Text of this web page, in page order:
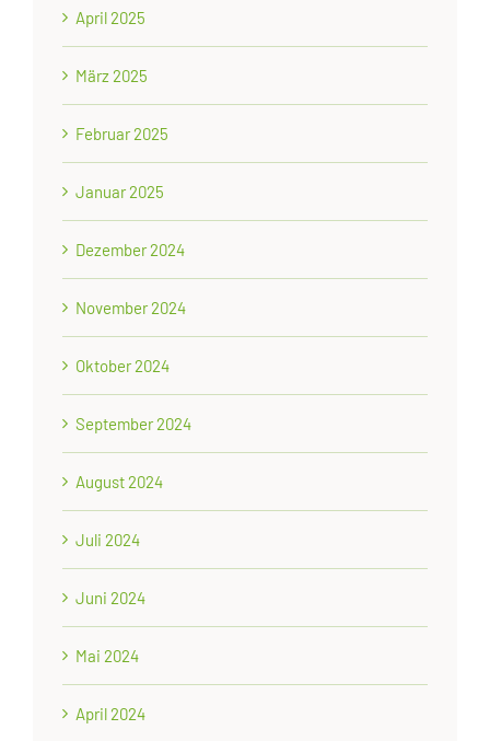
April 2025
März 2025
Februar 2025
Januar 2025
Dezember 2024
November 2024
Oktober 2024
September 2024
August 2024
Juli 2024
Juni 2024
Mai 2024
April 2024